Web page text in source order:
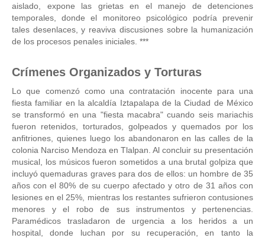
aislado, expone las grietas en el manejo de detenciones
temporales, donde el monitoreo psicológico podría prevenir
tales desenlaces, y reaviva discusiones sobre la humanización
de los procesos penales iniciales. ***
Crímenes Organizados y Torturas
Lo que comenzó como una contratación inocente para una
fiesta familiar en la alcaldía Iztapalapa de la Ciudad de México
se transformó en una "fiesta macabra" cuando seis mariachis
fueron retenidos, torturados, golpeados y quemados por los
anfitriones, quienes luego los abandonaron en las calles de la
colonia Narciso Mendoza en Tlalpan. Al concluir su presentación
musical, los músicos fueron sometidos a una brutal golpiza que
incluyó quemaduras graves para dos de ellos: un hombre de 35
años con el 80% de su cuerpo afectado y otro de 31 años con
lesiones en el 25%, mientras los restantes sufrieron contusiones
menores y el robo de sus instrumentos y pertenencias.
Paramédicos trasladaron de urgencia a los heridos a un
hospital, donde luchan por su recuperación, en tanto la